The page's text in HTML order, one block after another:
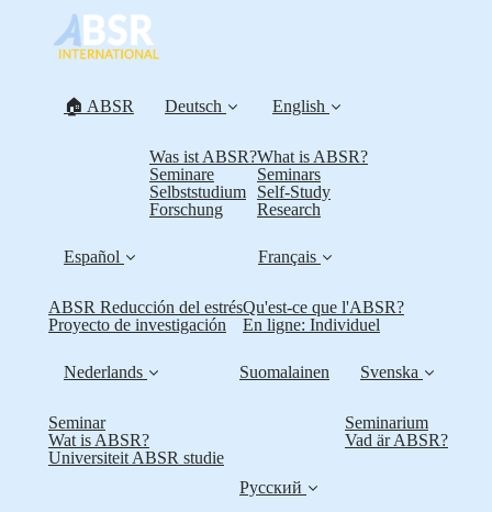
🏠 ABSR Deutsch
Was ist ABSR?
Seminare
Selbststudium
Forschung
English
What is ABSR?
Seminars
Self-Study
Research
Español
ABSR Reducción del estrés
Proyecto de investigación
Français
Qu'est-ce que l'ABSR?
En ligne: Individuel
Nederlands
Seminar
Wat is ABSR?
Universiteit ABSR studie
Suomalainen Svenska
Seminarium
Vad är ABSR?
Русский